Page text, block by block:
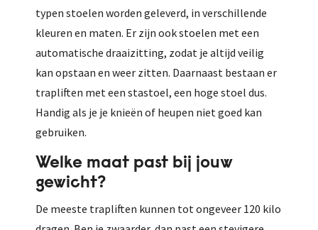
typen stoelen worden geleverd, in verschillende
kleuren en maten. Er zijn ook stoelen met een
automatische draaizitting, zodat je altijd veilig
kan opstaan en weer zitten. Daarnaast bestaan er
trapliften met een stastoel, een hoge stoel dus.
Handig als je je knieën of heupen niet goed kan
gebruiken.
Welke maat past bij jouw
gewicht?
De meeste trapliften kunnen tot ongeveer 120 kilo